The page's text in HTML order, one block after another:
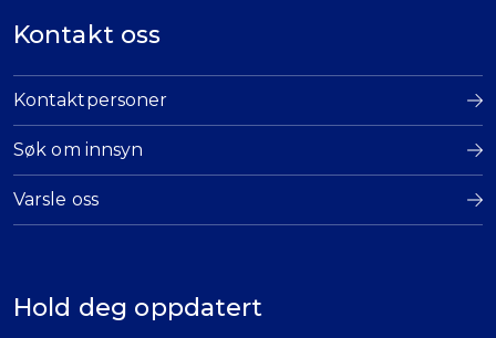
Kontakt oss
Kontaktpersoner
Søk om innsyn
Varsle oss
Hold deg oppdatert